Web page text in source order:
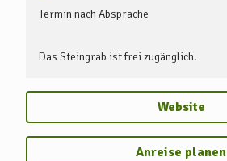
Termin nach Absprache
Das Steingrab ist frei zugänglich.
Website
Anreise planen